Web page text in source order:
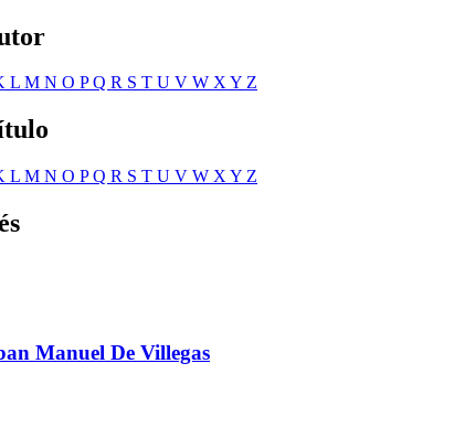
L M N O PQ R S T U V W XY Z
L M N O PQ R S T U V W X Y Z
Manuel De Villegas